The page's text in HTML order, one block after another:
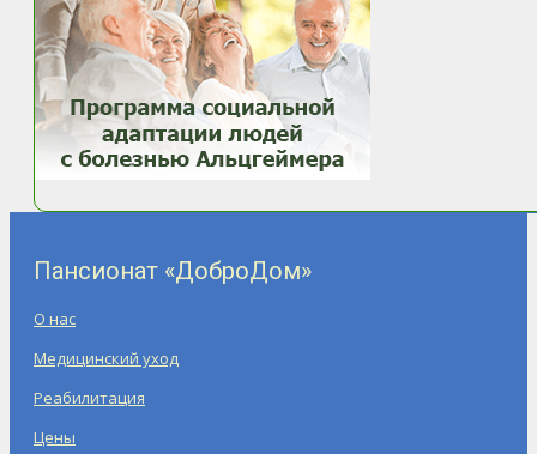
Пансионат «ДоброДом»
О нас
Медицинский уход
Реабилитация
Цены